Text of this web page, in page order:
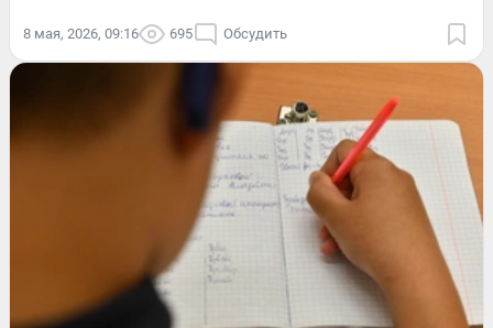
8 мая, 2026, 09:16 695 Обсудить